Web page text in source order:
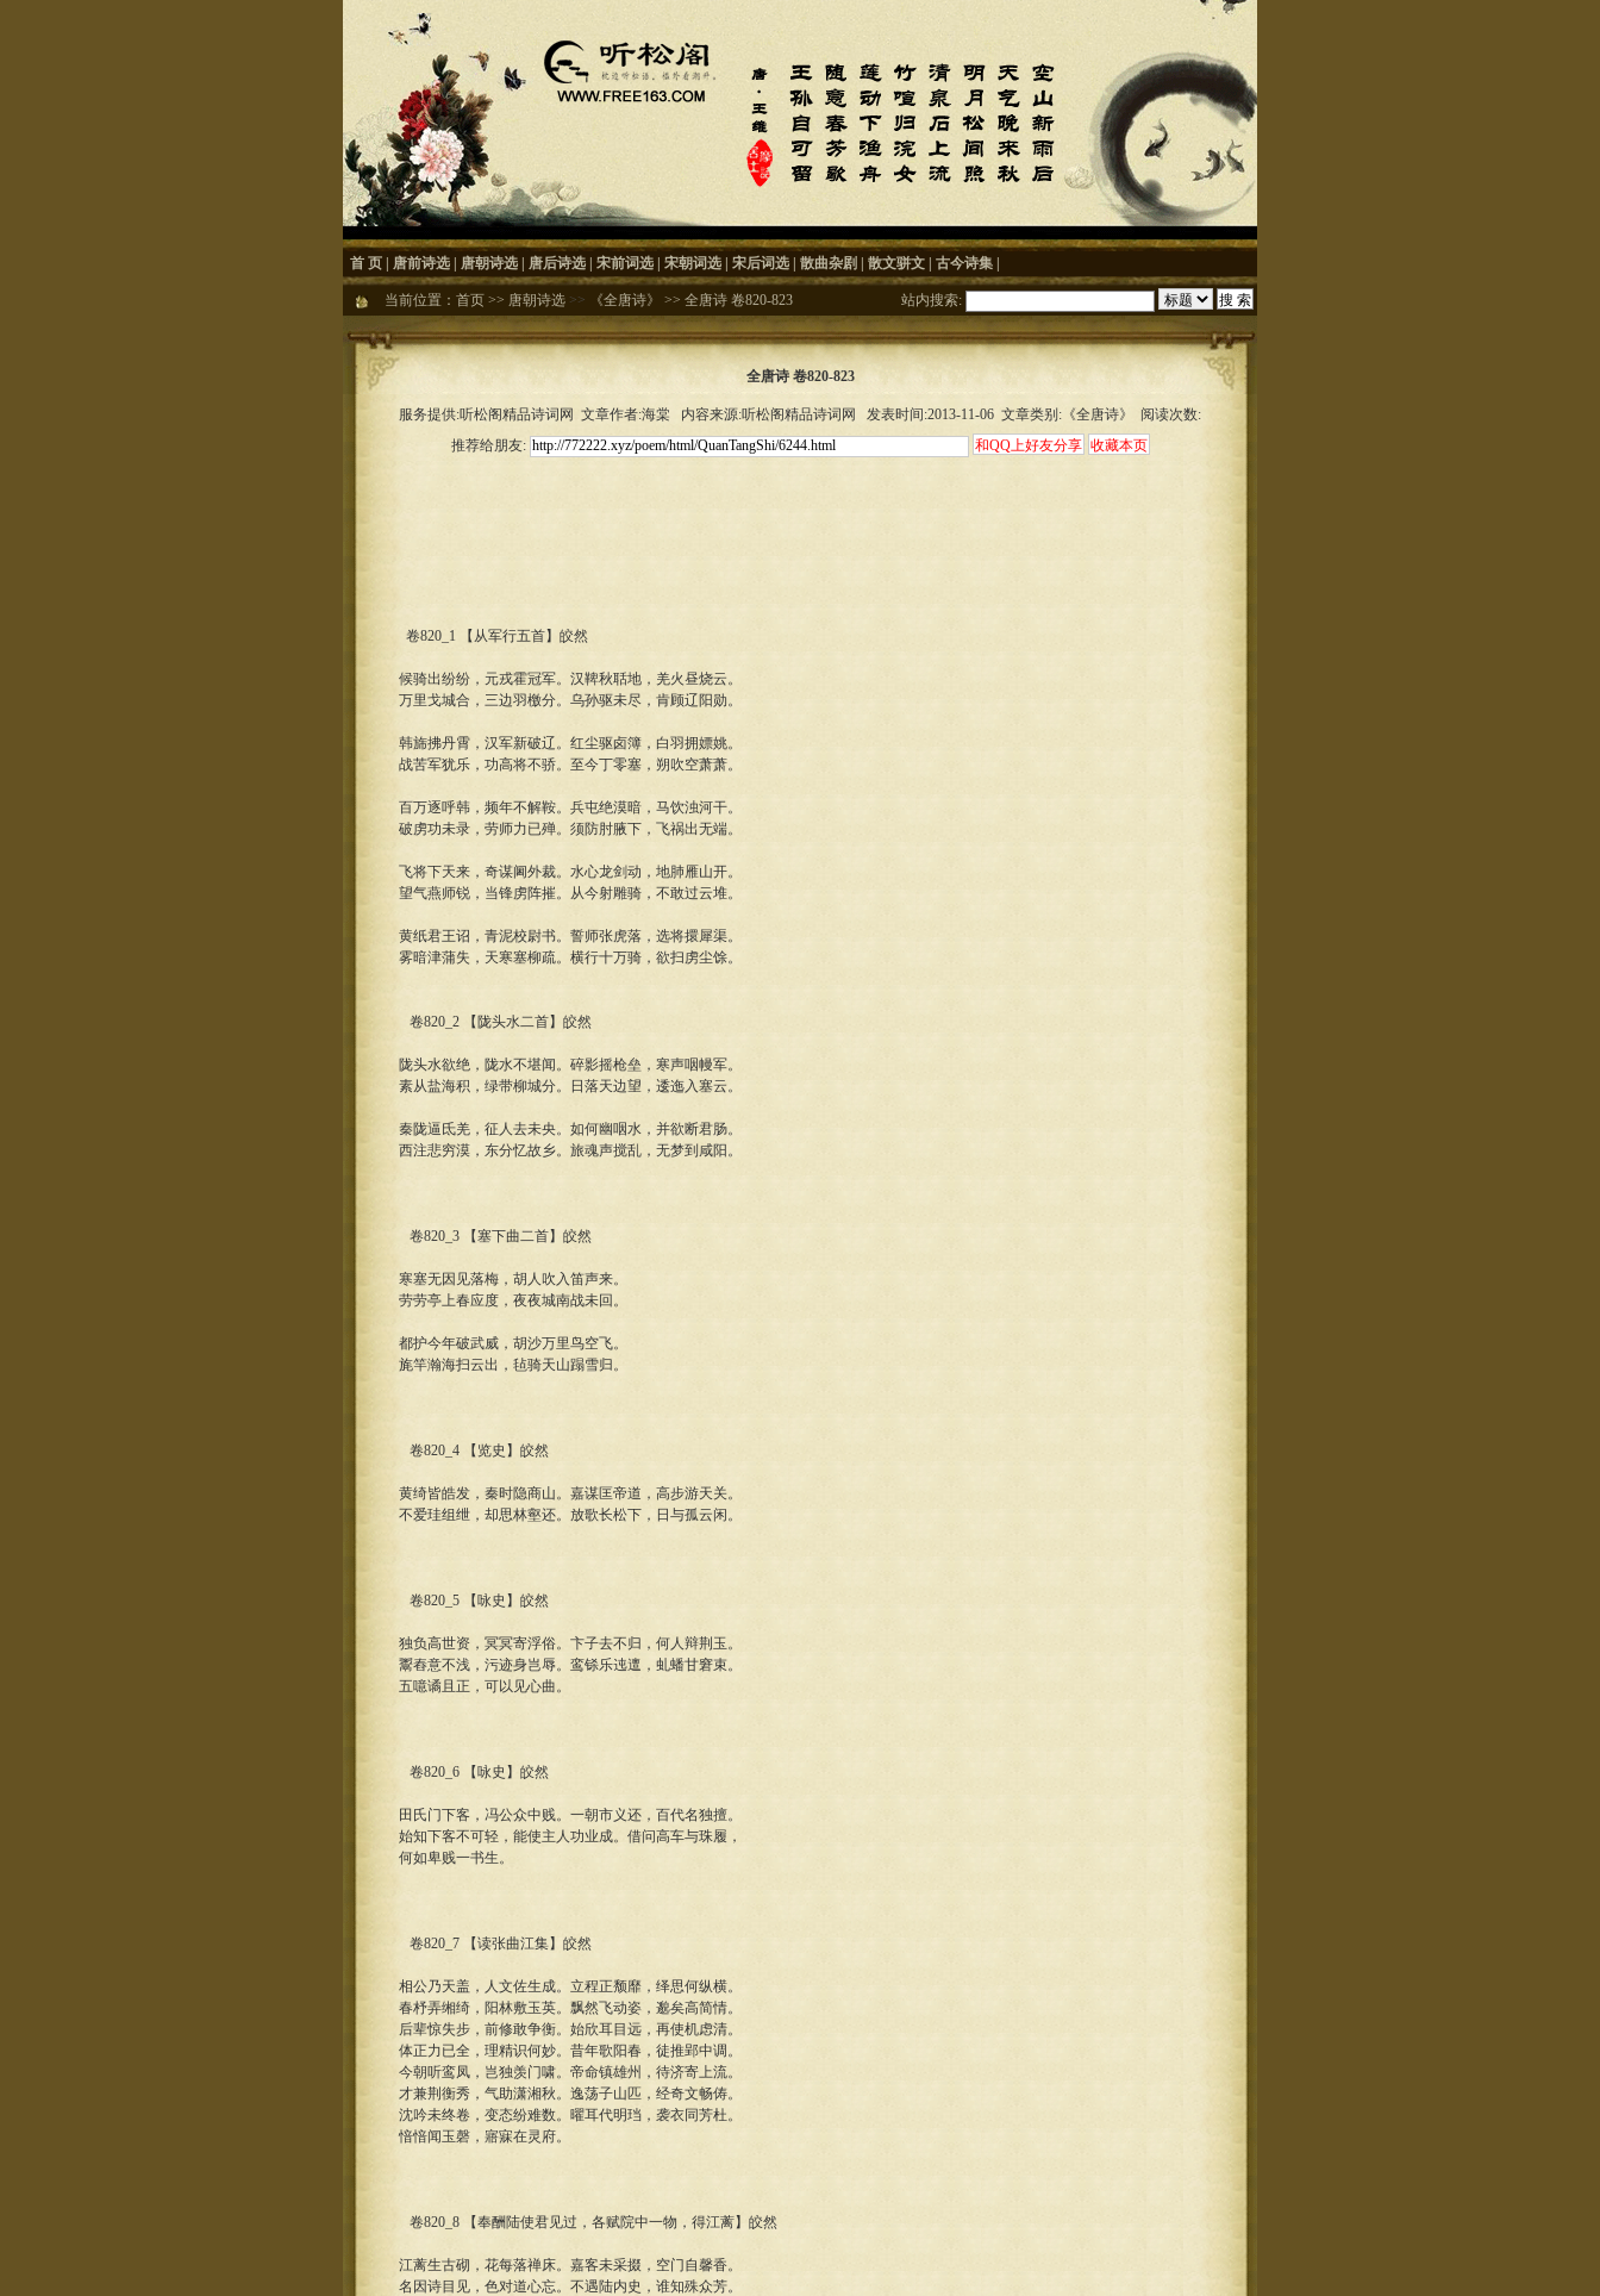
首 页 唐前诗选 唐朝诗选 唐后诗选 宋前词选 宋朝词选 宋后词选 散曲杂剧 散文骈文 古今诗集
当前位置： 首页 >> 唐朝诗选 >> 《全唐诗》 >> 全唐诗 卷820-823 站内搜索:
全唐诗 卷820-823
服务提供:听松阁精品诗词网 文章作者:海棠 内容来源:听松阁精品诗词网 发表时间:2013-11-06 文章类别:《全唐诗》 阅读次数:
推荐给朋友:
卷820_1 【从军行五首】皎然
候骑出纷纷，元戎霍冠军。汉鞞秋聒地，羌火昼烧云。
万里戈城合，三边羽檄分。乌孙驱未尽，肯顾辽阳勋。
韩旆拂丹霄，汉军新破辽。红尘驱卤簿，白羽拥嫖姚。
战苦军犹乐，功高将不骄。至今丁零塞，朔吹空萧萧。
百万逐呼韩，频年不解鞍。兵屯绝漠暗，马饮浊河干。
破虏功未录，劳师力已殚。须防肘腋下，飞祸出无端。
飞将下天来，奇谋阃外裁。水心龙剑动，地肺雁山开。
望气燕师锐，当锋虏阵摧。从今射雕骑，不敢过云堆。
黄纸君王诏，青泥校尉书。誓师张虎落，选将擐犀渠。
雾暗津蒲失，天寒塞柳疏。横行十万骑，欲扫虏尘馀。
卷820_2 【陇头水二首】皎然
陇头水欲绝，陇水不堪闻。碎影摇枪垒，寒声咽幔军。
素从盐海积，绿带柳城分。日落天边望，逶迤入塞云。
秦陇逼氐羌，征人去未央。如何幽咽水，并欲断君肠。
西注悲穷漠，东分忆故乡。旅魂声搅乱，无梦到咸阳。
卷820_3 【塞下曲二首】皎然
寒塞无因见落梅，胡人吹入笛声来。
劳劳亭上春应度，夜夜城南战未回。
都护今年破武威，胡沙万里鸟空飞。
旄竿瀚海扫云出，毡骑天山蹋雪归。
卷820_4 【览史】皎然
黄绮皆皓发，秦时隐商山。嘉谋匡帝道，高步游天关。
不爱珪组绁，却思林壑还。放歌长松下，日与孤云闲。
卷820_5 【咏史】皎然
独负高世资，冥冥寄浮俗。卞子去不归，何人辩荆玉。
鬻舂意不浅，污迹身岂辱。鸾铩乐迍邅，虬蟠甘窘束。
五噫谲且正，可以见心曲。
卷820_6 【咏史】皎然
田氏门下客，冯公众中贱。一朝市义还，百代名独擅。
始知下客不可轻，能使主人功业成。借问高车与珠履，
何如卑贱一书生。
卷820_7 【读张曲江集】皎然
相公乃天盖，人文佐生成。立程正颓靡，绎思何纵横。
春杼弄缃绮，阳林敷玉英。飘然飞动姿，邈矣高简情。
后辈惊失步，前修敢争衡。始欣耳目远，再使机虑清。
体正力已全，理精识何妙。昔年歌阳春，徒推郢中调。
今朝听鸾凤，岂独羡门啸。帝命镇雄州，待济寄上流。
才兼荆衡秀，气助潇湘秋。逸荡子山匹，经奇文畅俦。
沈吟未终卷，变态纷难数。曜耳代明珰，袭衣同芳杜。
愔愔闻玉磬，寤寐在灵府。
卷820_8 【奉酬陆使君见过，各赋院中一物，得江蓠】皎然
江蓠生古砌，花每落禅床。嘉客未采掇，空门自馨香。
名因诗目见，色对道心忘。不遇陆内史，谁知殊众芳。